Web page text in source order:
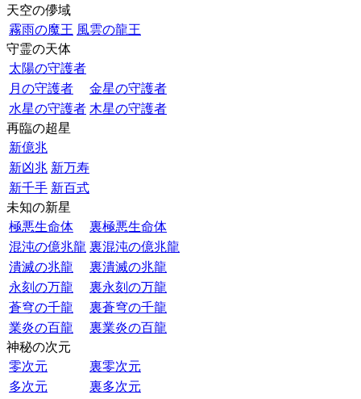
天空の儚域
霧雨の魔王 風雲の龍王
守霊の天体
太陽の守護者
月の守護者
金星の守護者
水星の守護者 木星の守護者
再臨の超星
新億兆
新凶兆 新万寿
新千手 新百式
未知の新星
極悪生命体
裏極悪生命体
混沌の億兆龍 裏混沌の億兆龍
潰滅の兆龍
裏潰滅の兆龍
永刻の万龍
裏永刻の万龍
蒼穹の千龍
裏蒼穹の千龍
業炎の百龍
裏業炎の百龍
神秘の次元
零次元
裏零次元
多次元
裏多次元